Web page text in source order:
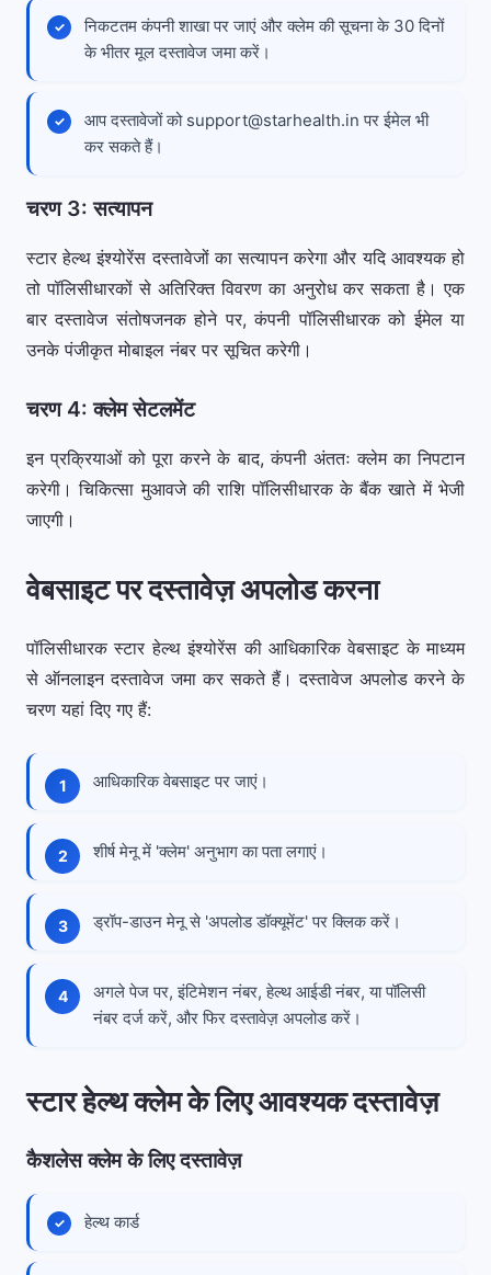
निकटतम कंपनी शाखा पर जाएं और क्लेम की सूचना के 30 दिनों
के भीतर मूल दस्तावेज जमा करें।
आप दस्तावेजों को support@starhealth.in पर ईमेल भी
कर सकते हैं।
चरण 3: सत्यापन
स्टार हेल्थ इंश्योरेंस दस्तावेजों का सत्यापन करेगा और यदि आवश्यक हो
तो पॉलिसीधारकों से अतिरिक्त विवरण का अनुरोध कर सकता है। एक
बार दस्तावेज संतोषजनक होने पर, कंपनी पॉलिसीधारक को ईमेल या
उनके पंजीकृत मोबाइल नंबर पर सूचित करेगी।
चरण 4: क्लेम सेटलमेंट
इन प्रक्रियाओं को पूरा करने के बाद, कंपनी अंततः क्लेम का निपटान
करेगी। चिकित्सा मुआवजे की राशि पॉलिसीधारक के बैंक खाते में भेजी
जाएगी।
वेबसाइट पर दस्तावेज़ अपलोड करना
पॉलिसीधारक स्टार हेल्थ इंश्योरेंस की आधिकारिक वेबसाइट के माध्यम
से ऑनलाइन दस्तावेज जमा कर सकते हैं। दस्तावेज अपलोड करने के
चरण यहां दिए गए हैं:
आधिकारिक वेबसाइट पर जाएं।
शीर्ष मेनू में 'क्लेम' अनुभाग का पता लगाएं।
ड्रॉप-डाउन मेनू से 'अपलोड डॉक्यूमेंट' पर क्लिक करें।
अगले पेज पर, इंटिमेशन नंबर, हेल्थ आईडी नंबर, या पॉलिसी
नंबर दर्ज करें, और फिर दस्तावेज़ अपलोड करें।
स्टार हेल्थ क्लेम के लिए आवश्यक दस्तावेज़
कैशलेस क्लेम के लिए दस्तावेज़
हेल्थ कार्ड